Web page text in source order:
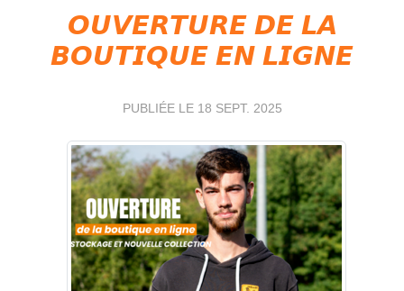
𝙊𝙐𝙑𝙀𝙍𝙏𝙐𝙍𝙀 𝘿𝙀 𝙇𝘼
𝘽𝙊𝙐𝙏𝙄𝙌𝙐𝙀 𝙀𝙉 𝙇𝙄𝙂𝙉𝙀
PUBLIÉE LE 18 SEPT. 2025